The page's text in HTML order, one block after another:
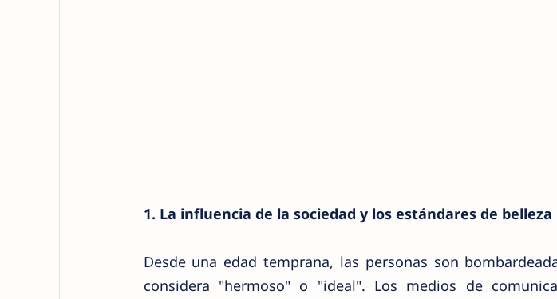
1. La influencia de la sociedad y los estándares de belleza
Desde una edad temprana, las personas son
considera "hermoso" o "ideal". Los medios de